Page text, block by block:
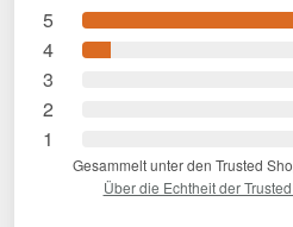
5
4
3
2
1
Gesammelt unter den Trusted
Über die Echtheit der